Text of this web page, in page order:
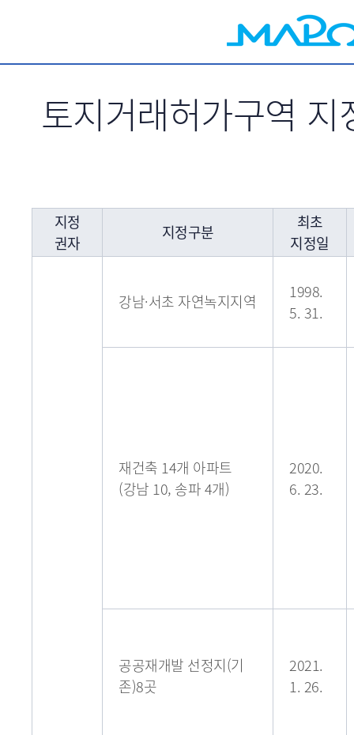
토지거래허가구역 지
지정
권자
지정구분
최초
지정일
강남·서초 자연녹지지역
1998.
5. 31.
재건축 14개 아파트
(강남 10, 송파 4개)
2020.
6. 23.
공공재개발 선정지(기
존)8곳
2021.
1. 26.